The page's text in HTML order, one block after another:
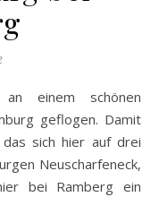
geflogen. Damit
sich hier auf drei
Neuscharfeneck,
bei Ramberg ein